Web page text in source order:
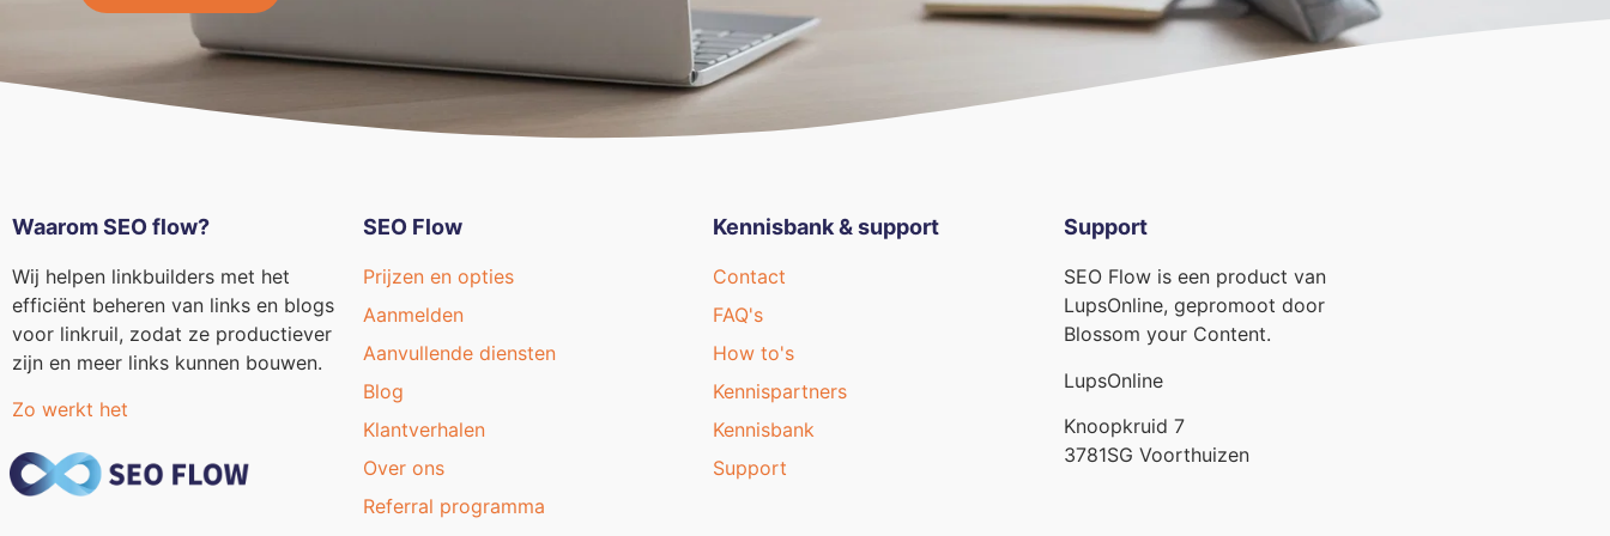
Waarom SEO flow?
Wij helpen linkbuilders met het
efficiënt beheren van links en blogs
voor linkruil, zodat ze productiever
zijn en meer links kunnen bouwen.
Zo werkt het
SEO Flow
Prijzen en opties
Aanmelden
Aanvullende diensten
Blog
Klantverhalen
Over ons
Referral programma
Kennisbank & support
Contact
FAQ's
How to's
Kennispartners
Kennisbank
Support
Support
SEO Flow is een product van
LupsOnline, gepromoot door
Blossom your Content.
LupsOnline
Knoopkruid 7
3781SG Voorthuizen